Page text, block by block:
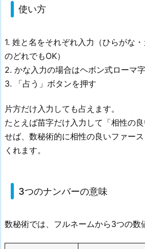
使い方
1. 姓と名をそれぞれ入力（ひらがな
のどれでもOK）
2. かな入力の場合はヘボン式ローマ
3. 「占う」ボタンを押す
片方だけ入力しても占えます。
たとえば苗字だけ入力して「相性の
せば、数秘術的に相性の良いファー
くれます。
3つのナンバーの意味
数秘術では、フルネームから3つの数